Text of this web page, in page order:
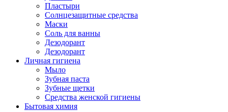
Пластыри
Солнцезащитные средства
Маски
Соль для ванны
Дезодорант
Дезодорант
Личная гигиена
Мыло
Зубная паста
Зубные щетки
Средства женской гигиены
Бытовая химия